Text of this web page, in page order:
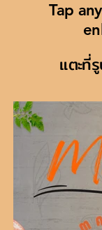
Tap
แตะที่